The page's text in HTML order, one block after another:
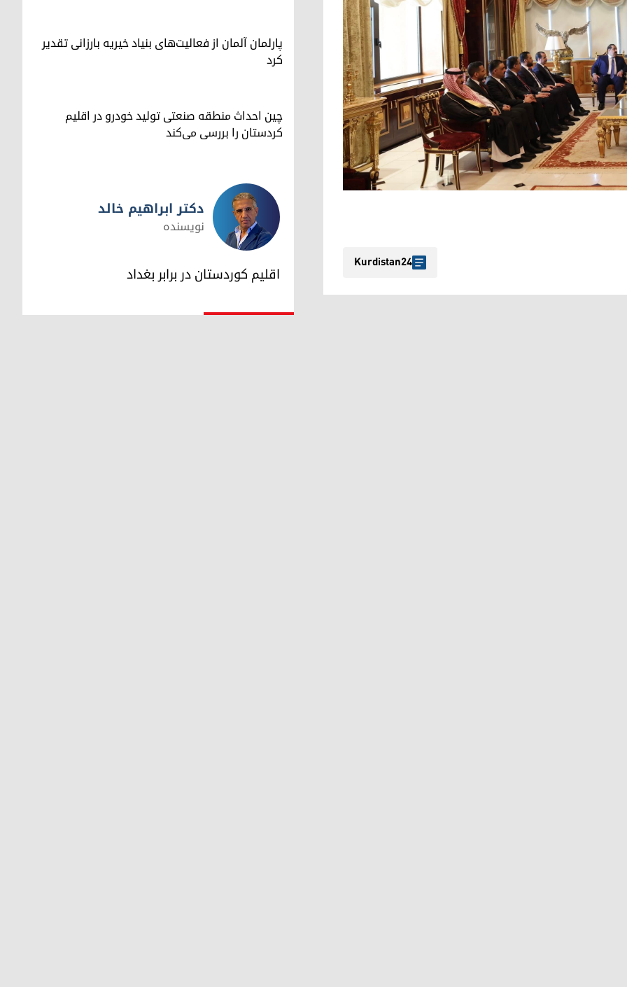
Kurdistan24
پارلمان آلمان از فعالیت‌های بنیاد خیریه بارزانی تقدیر
کرد
چین احداث منطقه صنعتی تولید خودرو در اقلیم
کردستان را بررسی می‌کند
دکتر ابراهیم خالد
دکتر ابراهیم خالد
نویسنده
اقلیم کوردستان در برابر بغداد